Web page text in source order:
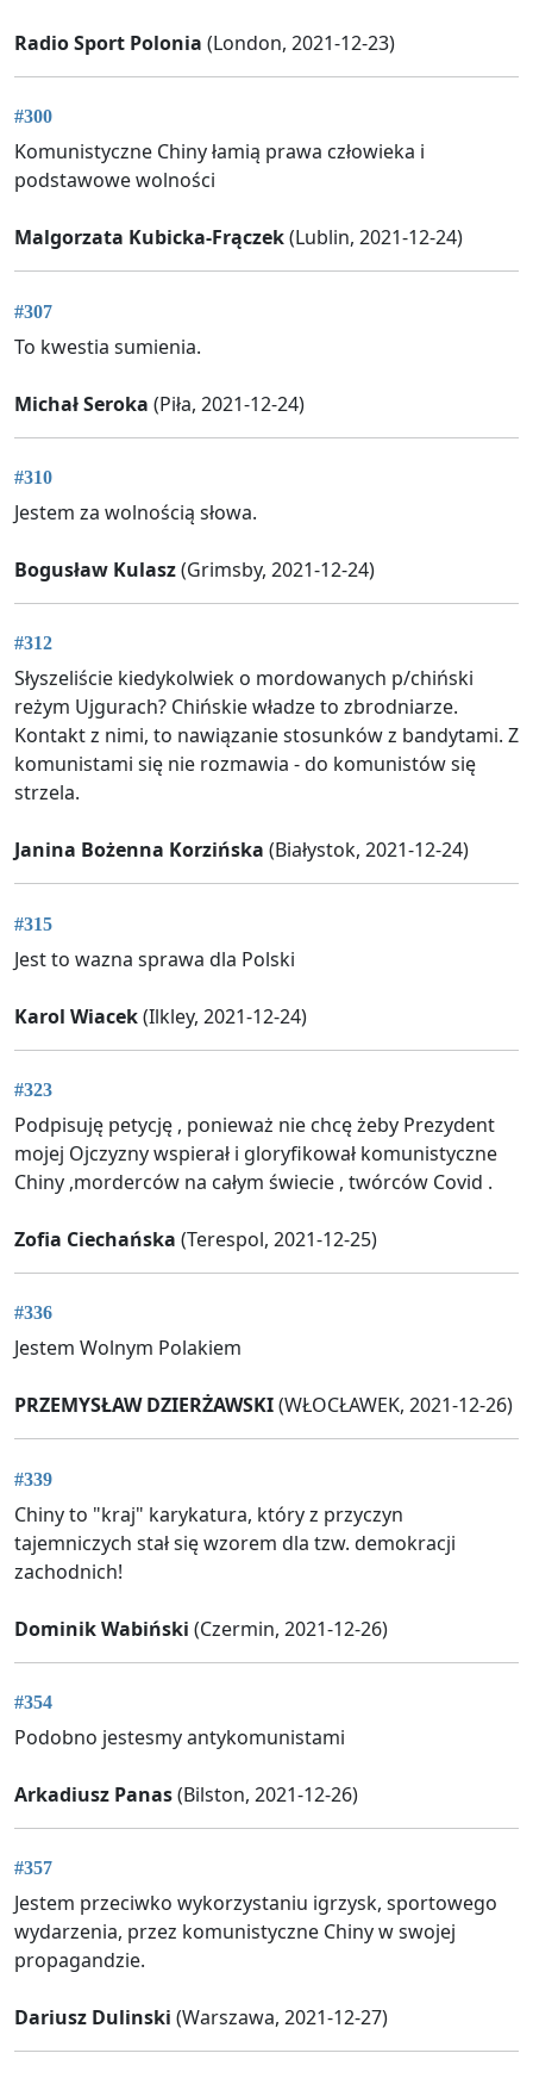
Radio Sport Polonia (London, 2021-12-23)
#300
Komunistyczne Chiny łamią prawa człowieka i
podstawowe wolności
Malgorzata Kubicka-Frączek(Lublin, 2021-12-24)
#307
To kwestia sumienia.
Michał Seroka (Piła, 2021-12-24)
#310
Jestem za wolnością słowa.
Bogusław Kulasz(Grimsby, 2021-12-24)
#312
Słyszeliście kiedykolwiek o mordowanych p/chiński
reżym Ujgurach? Chińskie władze to zbrodniarze.
Kontakt z nimi, to nawiązanie stosunków z bandytami. Z
komunistami się nie rozmawia - do komunistów się
strzela.
Janina Bożenna Korzińska (Białystok, 2021-12-24)
#315
Jest to wazna sprawa dla Polski
Karol Wiacek(Ilkley, 2021-12-24)
#323
Podpisuję petycję , ponieważ nie chcę żeby Prezydent
mojej Ojczyzny wspierał i gloryfikował komunistyczne
Chiny ,morderców na całym świecie , twórców Covid .
Zofia Ciechańska (Terespol, 2021-12-25)
#336
Jestem Wolnym Polakiem
PRZEMYSŁAW DZIERŻAWSKI(WŁOCŁAWEK, 2021-12-26)
#339
Chiny to "kraj" karykatura, który z przyczyn
tajemniczych stał się wzorem dla tzw. demokracji
zachodnich!
Dominik Wabiński (Czermin, 2021-12-26)
#354
Podobno jestesmy antykomunistami
Arkadiusz Panas(Bilston, 2021-12-26)
#357
Jestem przeciwko wykorzystaniu igrzysk, sportowego
wydarzenia, przez komunistyczne Chiny w swojej
propagandzie.
Dariusz Dulinski (Warszawa, 2021-12-27)